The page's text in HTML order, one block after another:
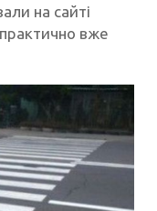
на сайті
практично вже